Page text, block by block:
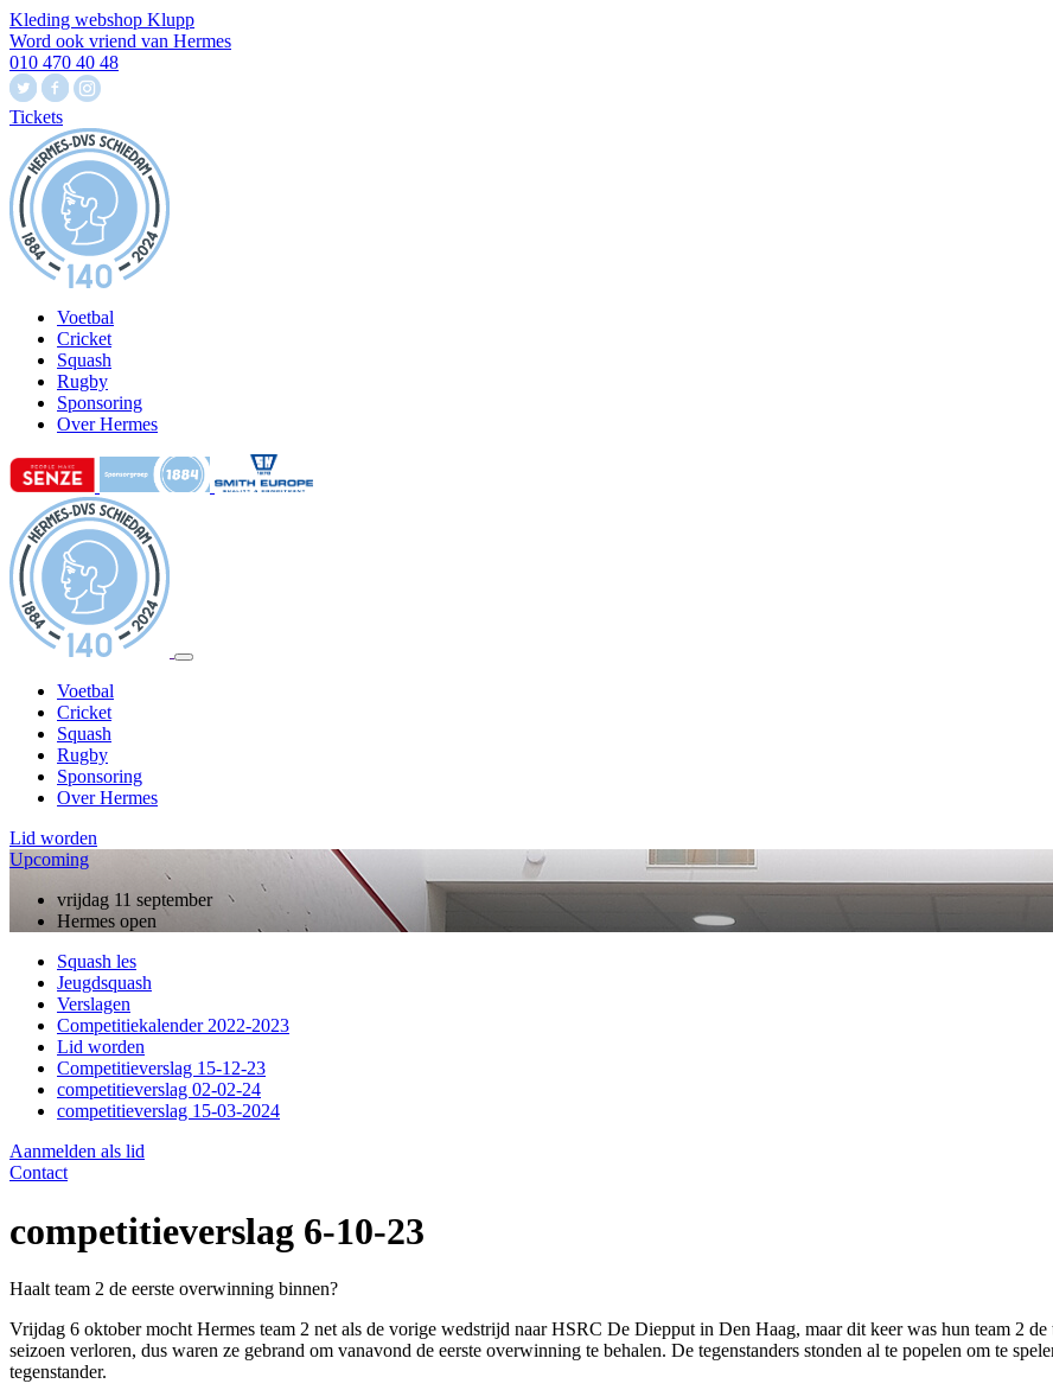
Kleding webshop Klupp
Word ook vriend van Hermes
010 470 40 48
Tickets
Voetbal
Cricket
Squash
Rugby
Sponsoring
Over Hermes
Voetbal
Cricket
Squash
Rugby
Sponsoring
Over Hermes
Lid worden
Upcoming
vrijdag 11 september
Hermes open
Squash les
Jeugdsquash
Verslagen
Competitiekalender 2022-2023
Lid worden
Competitieverslag 15-12-23
competitieverslag 02-02-24
competitieverslag 15-03-2024
Aanmelden als lid
Contact
competitieverslag 6-10-23
Haalt team 2 de eerste overwinning binnen?
Vrijdag 6 oktober mocht Hermes team 2 net als de vorige wedstrijd naar HSRC De Diepput in Den Haag, maar dit keer was hun team 2
seizoen verloren, dus waren ze gebrand om vanavond de eerste overwinning te behalen. De tegenstanders stonden al te popelen om te
tegenstander.